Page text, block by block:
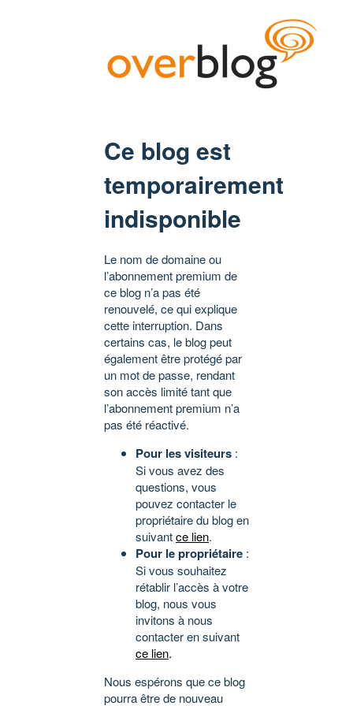
Ce blog est
temporairement
indisponible
Le nom de domaine ou
l’abonnement premium de
ce blog n’a pas été
renouvelé, ce qui explique
cette interruption. Dans
certains cas, le blog peut
également être protégé par
un mot de passe, rendant
son accès limité tant que
l’abonnement premium n’a
pas été réactivé.
Pour les visiteurs :
Si vous avez des
questions, vous
pouvez contacter le
propriétaire du blog en
suivantce lien.
Pour le propriétaire :
Si vous souhaitez
rétablir l’accès à votre
blog, nous vous
invitons à nous
contacter en suivant
ce lien.
Nous espérons que ce blog
pourra être de nouveau